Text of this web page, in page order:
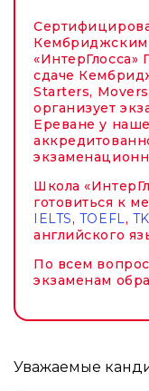
Кембриджским
сдаче
Starters,
организует
Ереване у
Школа
готовиться к
IELTS, TOEFL,
английского
По всем
экзаменам
Уважаемые